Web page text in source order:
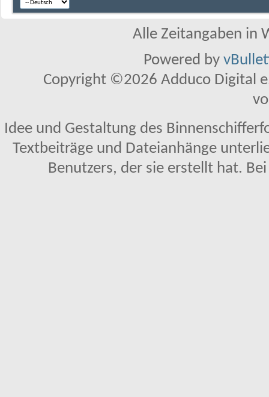
Alle Zeitangaben in
Powered by
Copyright ©2026 Adduco Digital
Idee und Gestaltung des
Textbeiträge und Dateianhänge
Benutzers, der sie erstellt hat.